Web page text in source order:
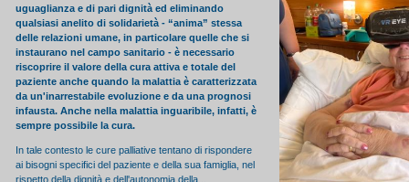
uguaglianza e di pari dignità ed eliminando
qualsiasi anelito di solidarietà - “anima” stessa
delle relazioni umane, in particolare quelle che si
instaurano nel campo sanitario - è necessario
riscoprire il valore della cura attiva e totale del
paziente anche quando la malattia è caratterizzata
da un'inarrestabile evoluzione e da una prognosi
infausta. Anche nella malattia inguaribile, infatti, è
sempre possibile la cura.
In tale contesto le cure palliative tentano di rispondere
ai bisogni specifici del paziente e della sua famiglia, nel
rispetto della dignità e dell'autonomia della...